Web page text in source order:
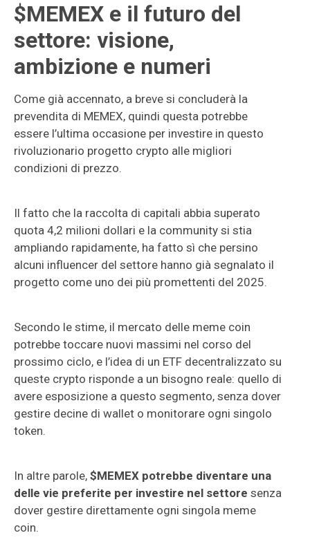
$MEMEX e il futuro del
settore: visione,
ambizione e numeri
Come già accennato, a breve si concluderà la
prevendita di MEMEX, quindi questa potrebbe
essere l’ultima occasione per investire in questo
rivoluzionario progetto crypto alle migliori
condizioni di prezzo.
Il fatto che la raccolta di capitali abbia superato
quota 4,2 milioni dollari e la community si stia
ampliando rapidamente, ha fatto sì che persino
alcuni influencer del settore hanno già segnalato il
progetto come uno dei più promettenti del 2025.
Secondo le stime, il mercato delle meme coin
potrebbe toccare nuovi massimi nel corso del
prossimo ciclo, e l’idea di un ETF decentralizzato su
queste crypto risponde a un bisogno reale: quello di
avere esposizione a questo segmento, senza dover
gestire decine di wallet o monitorare ogni singolo
token.
In altre parole, $MEMEX potrebbe diventare una
delle vie preferite per investire nel settore senza
dover gestire direttamente ogni singola meme
coin.